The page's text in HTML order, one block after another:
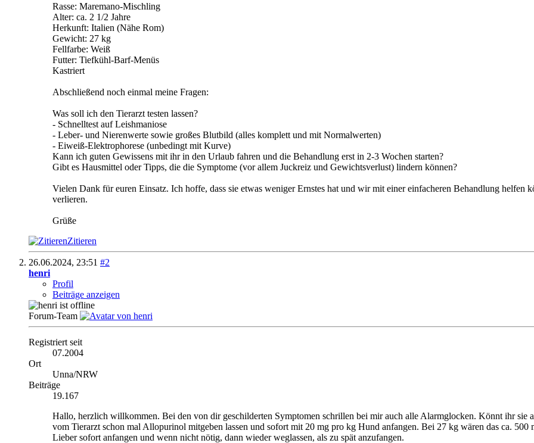
Rasse: Maremano-Mischling
Alter: ca. 2 1/2 Jahre
Herkunft: Italien (Nähe Rom)
Gewicht: 27 kg
Fellfarbe: Weiß
Futter: Tiefkühl-Barf-Menüs
Kastriert
Abschließend noch einmal meine Fragen:
Was soll ich den Tierarzt testen lassen?
- Schnelltest auf Leishmaniose
- Leber- und Nierenwerte sowie großes Blutbild (alles komplett und mit Normalwerten)
- Eiweiß-Elektrophorese (unbedingt mit Kurve)
Kann ich guten Gewissens mit ihr in den Urlaub fahren und die Behandlung erst in 2-3 Wochen starten?
Gibt es Hausmittel oder Tipps, die die Symptome (vor allem Juckreiz und Gewichtsverlust) lindern können?
Vielen Dank für euren Einsatz. Ich hoffe, dass sie etwas weniger Ernstes hat und wir mit einer einfacheren Behandlung helfen
verlieren.
Grüße
Zitieren
26.06.2024, 23:51 #2
henri
Profil
Beiträge anzeigen
Forum-Team
Registriert seit
07.2004
Ort
Unna/NRW
Beiträge
19.167
Hallo, herzlich willkommen. Bei den von dir geschilderten Symptomen schrillen bei mir auch alle Alarmglocken. Könnt ihr sie
vom Tierarzt schon mal Allopurinol mitgeben lassen und sofort mit 20 mg pro kg Hund anfangen. Bei 27 kg wären das ca.
Lieber sofort anfangen und wenn nicht nötig, dann wieder weglassen, als zu spät anzufangen.